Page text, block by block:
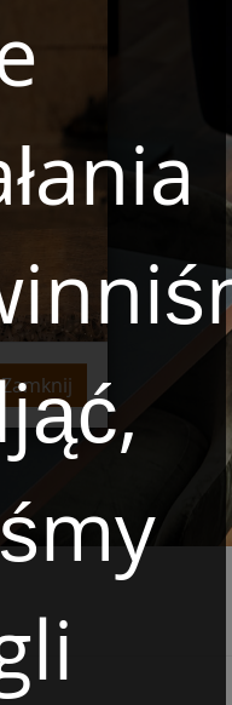
Otwarcia
Kuchni
Zamknij